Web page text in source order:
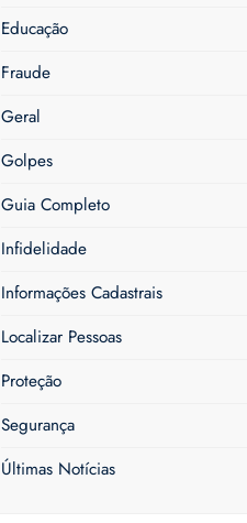
Educação
Fraude
Geral
Golpes
Guia Completo
Infidelidade
Informações Cadastrais
Localizar Pessoas
Proteção
Segurança
Últimas Notícias